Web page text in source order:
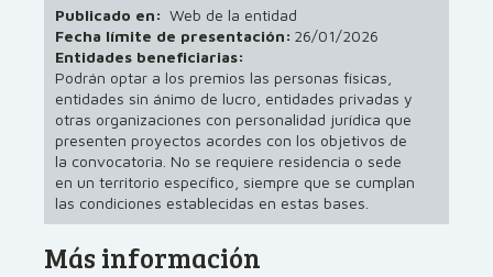
Publicado en: Web de la entidad
Fecha límite de presentación: 26/01/2026
Entidades beneficiarias:
Podrán optar a los premios las personas físicas,
entidades sin ánimo de lucro, entidades privadas y
otras organizaciones con personalidad jurídica que
presenten proyectos acordes con los objetivos de
la convocatoria. No se requiere residencia o sede
en un territorio específico, siempre que se cumplan
las condiciones establecidas en estas bases.
Más información